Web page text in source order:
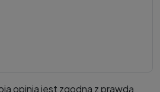
opinia jest zgodna z prawdą